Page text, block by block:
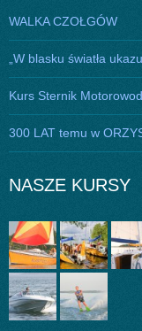
WALKA CZOŁGÓW
„W blasku światła
Kurs Sternik
300 LAT temu w
NASZE KURSY